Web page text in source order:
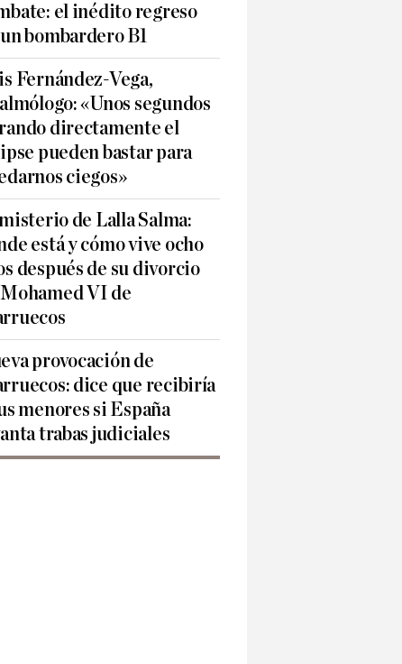
el inédito regreso
bombardero B1
Fernández-Vega,
«Unos segundos
directamente el
pueden bastar para
ciegos»
de Lalla Salma:
está y cómo vive ocho
después de su divorcio
VI de
provocación de
dice que recibiría
menores si España
trabas judiciales